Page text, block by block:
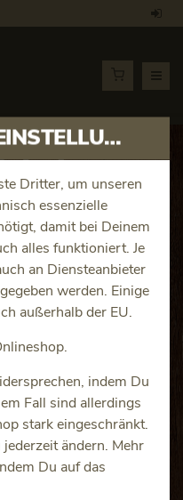
DATENSCHUTZEINSTELLUNGEN
Dritter, um unseren
essenzielle
damit bei Deinem
alles funktioniert. Je
an Diensteanbieter
werden. Einige
außerhalb der EU.
indem Du
Fall sind allerdings
stark eingeschränkt.
ändern. Mehr
Du auf das
small